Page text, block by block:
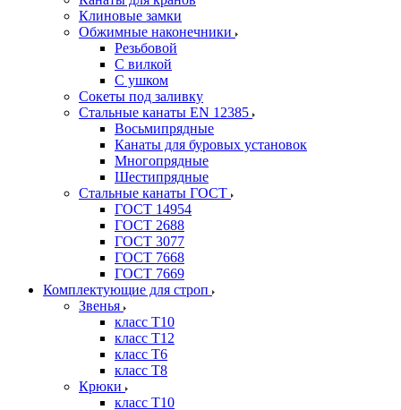
Клиновые замки
Обжимные наконечники
Резьбовой
С вилкой
С ушком
Сокеты под заливку
Стальные канаты EN 12385
Восьмипрядные
Канаты для буровых установок
Многопрядные
Шестипрядные
Стальные канаты ГОСТ
ГОСТ 14954
ГОСТ 2688
ГОСТ 3077
ГОСТ 7668
ГОСТ 7669
Комплектующие для строп
Звенья
класс Т10
класс Т12
класс Т6
класс Т8
Крюки
класс Т10